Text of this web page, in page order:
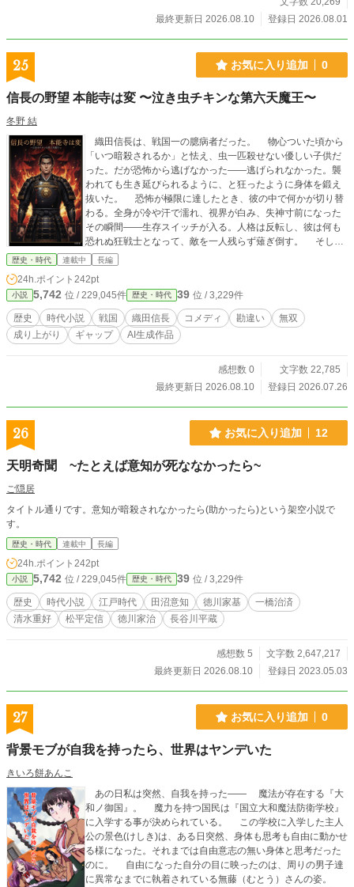
代は流れ、列島を世界規模の過酷な寒冷化が襲った。 その未曾有の寒冷化は大
陸では「黄巾の乱」を引き起こし、西日本では「倭国大乱」と呼ばれる大きな争
乱を引き起こした。 かつて西の地を統べていた祭祀王朝・出雲は、この大乱に
成すすべもなく、その求心力を急速に失っていく。 事態を重く見た出雲王朝
は、東の大国・日高見国へ支援を要請し、紆余曲折を経て、食糧援助の見返りと
して出雲の統治権をすべて委譲する「国譲り」が執り行われる。 日高見国はさ
らに、激動の九州の地に邪馬台国の祭祀王としてヒミコを擁立し、九州の大乱を
収める事に成功する。 こうして列島は、辛うじて「広域連合」としての平穏を
取り戻したかに見えた。 だが、平穏の灯は長くは続かない。 邪馬台国女王・ヒ
ミコの崩御。 それが、列島を再び混沌とした大乱の渦へと引きずり戻す。 この
未曾有の危機に、調停の援軍として、日高見国の若き次期王が九州の地へと降り
立つ。 これは、神による統治が終わりを告げ、人が自らの足で立ち、大いなる
和をもって国を興すまでの物語。 のちに「ヤマト」と呼ばれる、新たなる国の
建国を巡る志の物語である。
最終更新日 2026.08.10
登録日 2026.08.01
25 お気に入り追加 0
信長の野望 本能寺は変 〜泣き虫チキンな第六天魔王〜
冬野 結
織田信長は、戦国一の臆病者だった。 物心ついた頃から
「いつ暗殺されるか」と怯え、虫一匹殺せない優しい子供だ
った。だが恐怖から逃げなかった――逃げられなかった。襲
われても生き延びられるように、と狂ったように身体を鍛え
抜いた。 恐怖が極限に達したとき、彼の中で何かが切り替
わる。全身が冷や汗で濡れ、視界が白み、失神寸前になった
その瞬間――生存スイッチが入る。人格は反転し、彼は何も
恐れぬ狂戦士となって、敵を一人残らず薙ぎ倒す。 そして
正気に戻れば、積み上がった死体の山の前で、声を上げて泣
を、叫びながら無双する姿を、家臣たちは「魔王の怒り」と
誤解した。こうして、恐怖のカリスマ＝第六天魔王・織田信
長が誕生する。 暗殺者を遠ざけたくて買い集めた鉄砲は日
本一のコレクションになり、銃弾を防ぐ南蛮胴欲しさの南蛮
かぶれは「新時代の天才」と讃えられた。弱さと優しさと保
伝説へと誤訳され、彼は望まぬまま天下の階段を駆け上がっ
りたくてもがく、笑って泣ける戦国物語。
歴史・時代 連載中 長編
24h.ポイント 242pt
小説 5,742 位 / 229,045件 歴史・時代 39 位 / 3,229件
歴史 時代小説 戦国 織田信長 コメディ 勘違い
無双
成り上がり
ギャップ AI生成作品
感想数 0
文字数 22,785
最終更新日 2026.08.10
登録日 2026.07.26
26 お気に入り追加 12
天明奇聞 ~たとえば意知が死ななかったら~
ご隠居
タイトル通りです。意知が暗殺されなかったら(助かったら)という架空小説で
す。
歴史・時代 連載中 長編
24h.ポイント 242pt
小説 5,742 位 / 229,045件 歴史・時代 39 位 / 3,229件
歴史 時代小説 江戸時代 田沼意知 徳川家基
一橋治済
清水重好
松平定信 徳川家治 長谷川平蔵
感想数 5
文字数 2,647,217
最終更新日 2026.08.10
登録日 2023.05.03
27 お気に入り追加 0
背景モブが自我を持ったら、世界はヤンデいた
きいろ餅あんこ
あの日私は突然、自我を持った―― 魔法が存在する『大
和ノ御国』。 魔力を持つ国民は『国立大和魔法防衛学校』
に入学する事が決められている。 この学校に入学した主人
公の景色(けしき)は、ある日突然、身体も思考も自由に動かせ
る様になった。それまでは自由意志の無い身体と思考だった
のに。 自由になった自分の目に映ったのは、周りの男子達
に異常なまでに執着されている無藤（むとう）さんの姿。